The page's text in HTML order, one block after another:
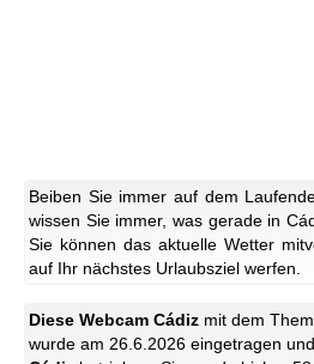
Beiben Sie immer auf dem
wissen Sie immer, was gerade in
Sie können das aktuelle Wetter
auf Ihr nächstes Urlaubsziel werfen.
Diese Webcam Cádiz mit dem
wurde am 26.6.2026 eingetragen